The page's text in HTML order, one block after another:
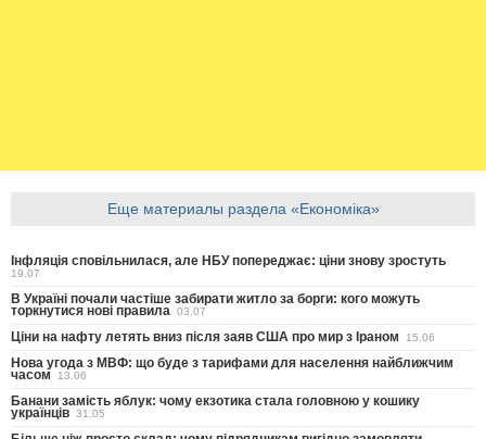
Еще материалы раздела «Економіка»
Інфляція сповільнилася, але НБУ попереджає: ціни знову зростуть
19.07
В Україні почали частіше забирати житло за борги: кого можуть
торкнутися нові правила 03.07
Ціни на нафту летять вниз після заяв США про мир з Іраном 15.06
Нова угода з МВФ: що буде з тарифами для населення найближчим
часом 13.06
Банани замість яблук: чому екзотика стала головною у кошику
українців 31.05